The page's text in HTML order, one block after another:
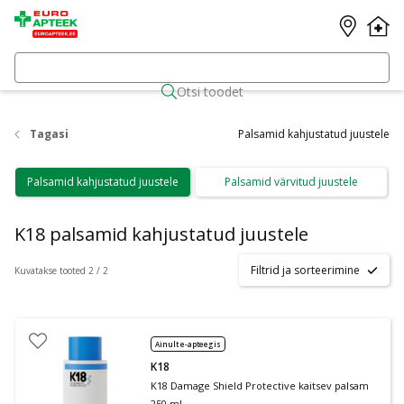
Otsi toodet
Tagasi Palsamid kahjustatud juustele
Palsamid kahjustatud juustele Palsamid värvitud juustele
K18 palsamid kahjustatud juustele
Kuvatakse tooted 2 / 2 Filtrid ja sorteerimine
Ainult e-apteegis
K18
K18 Damage Shield Protective kaitsev palsam